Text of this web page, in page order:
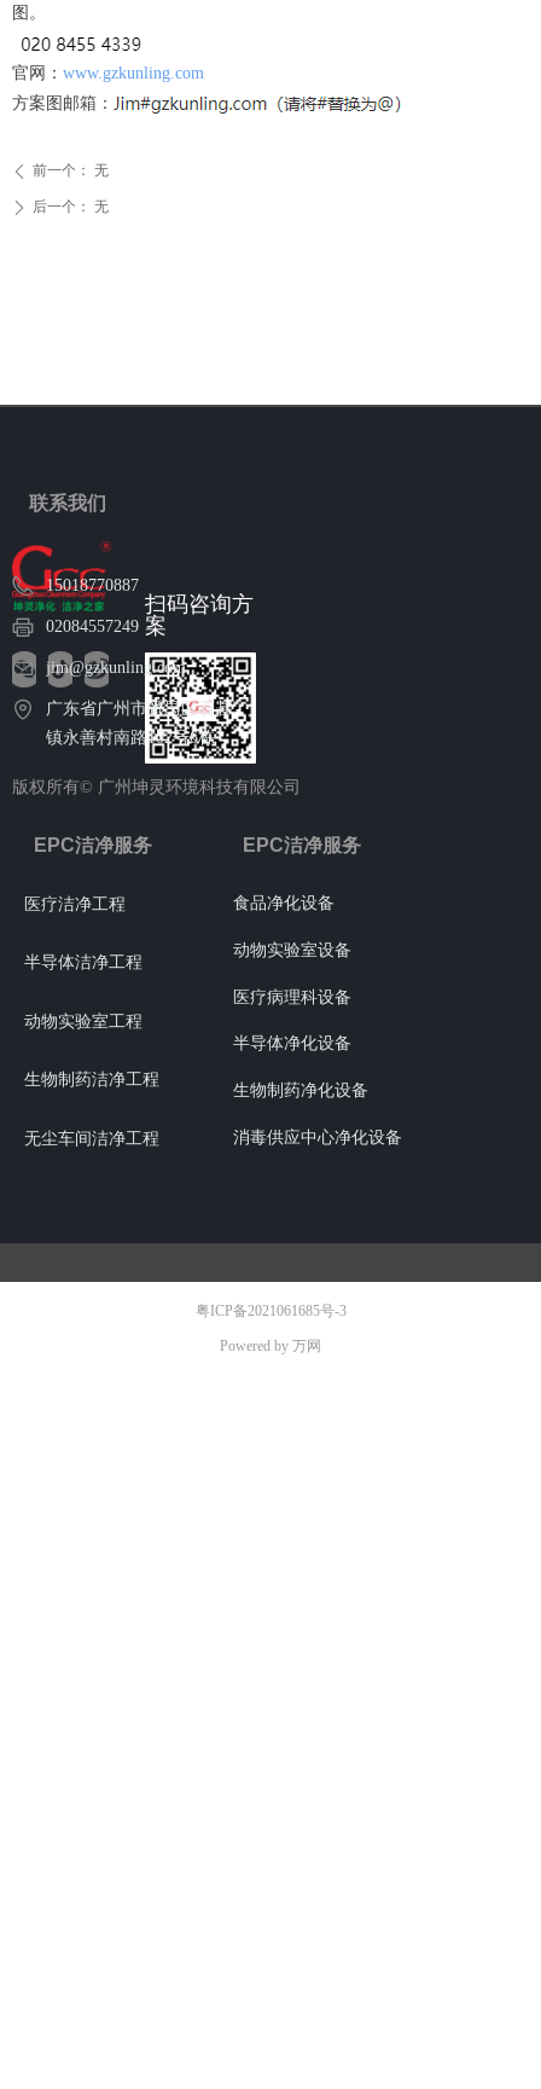
图。
官网： www.gzkunling.com
方案图邮箱：
ꄴ 前一个： 无
ꄲ 后一个： 无
版权所有© 广州坤灵环境科技有限公司
扫码咨询方
案
EPC洁净服务
医疗洁净工程
半导体洁净工程
动物实验室工程
生物制药洁净工程
无尘车间洁净工程
食品净化设备
动物实验室设备
医疗病理科设备
半导体净化设备
生物制药净化设备
消毒供应中心净化设备
EPC洁净服务
15018770887
02084557249
jim@gzkunling.com
广东省广州市番禺区石碁
镇永善村南路102号6栋
联系我们
粤ICP备2021061685号-3
Powered by 万网